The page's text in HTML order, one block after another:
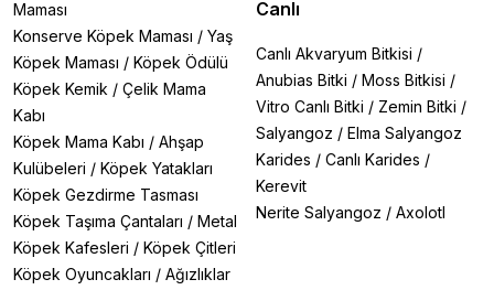
Maması
Konserve Köpek Maması / Yaş
Köpek Maması / Köpek Ödülü
Köpek Kemik / Çelik Mama
Kabı
Köpek Mama Kabı / Ahşap
Kulübeleri / Köpek Yatakları
Köpek Gezdirme Tasması
Köpek Taşıma Çantaları / Metal
Köpek Kafesleri / Köpek Çitleri
Köpek Oyuncakları / Ağızlıklar
Canlı
Canlı Akvaryum Bitkisi /
Anubias Bitki / Moss Bitkisi /
Vitro Canlı Bitki / Zemin Bitki /
Salyangoz / Elma Salyangoz
Karides / Canlı Karides /
Kerevit
Nerite Salyangoz / Axolotl